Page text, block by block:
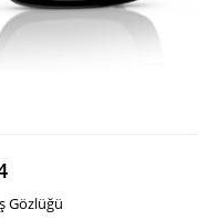
Gözlüğü